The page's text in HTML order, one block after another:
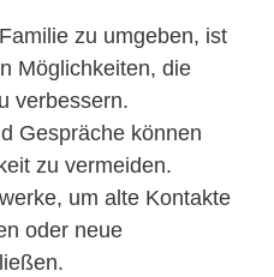
zu umgeben, ist
Möglichkeiten, die
verbessern.
Gespräche können
zu vermeiden.
um alte Kontakte
oder neue